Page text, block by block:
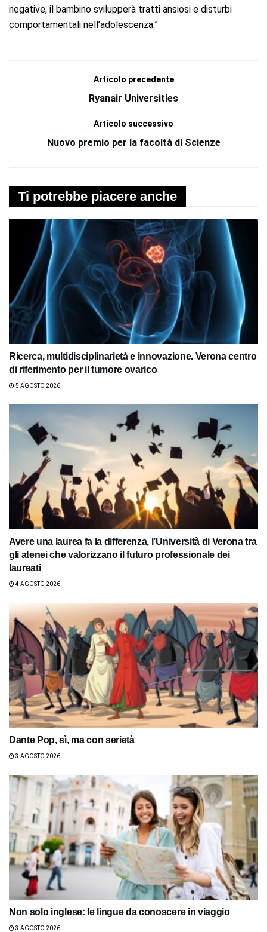
negative, il bambino svilupperà tratti ansiosi e disturbi
comportamentali nell’adolescenza.”
Articolo precedente
Ryanair Universities
Articolo successivo
Nuovo premio per la facoltà di Scienze
Ti potrebbe piacere anche
Ricerca, multidisciplinarietà e innovazione. Verona centro
di riferimento per il tumore ovarico
5 AGOSTO 2026
Avere una laurea fa la differenza, l’Università di Verona tra
gli atenei che valorizzano il futuro professionale dei
laureati
4 AGOSTO 2026
Dante Pop, sì, ma con serietà
3 AGOSTO 2026
Non solo inglese: le lingue da conoscere in viaggio
3 AGOSTO 2026